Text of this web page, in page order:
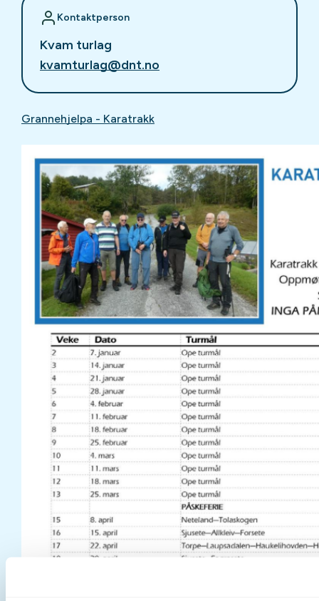
Kontaktperson
Kvam turlag
kvamturlag@dnt.no
Grannehjelpa - Karatrakk